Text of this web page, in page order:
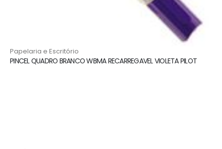
Papelaria e Escritório
PINCEL QUADRO BRANCO WBMA RECARREGAVEL VIOLETA PILOT